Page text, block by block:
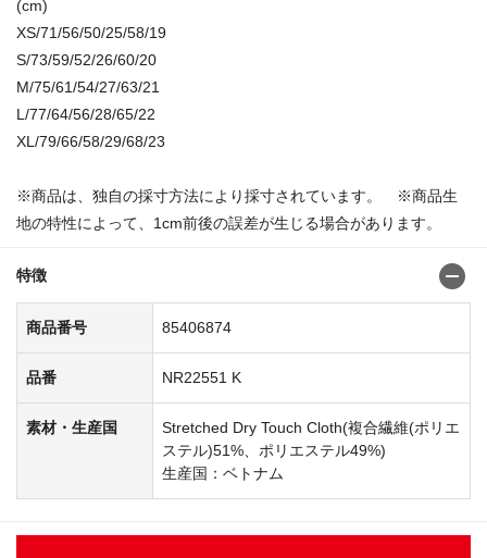
(cm)
XS/71/56/50/25/58/19
S/73/59/52/26/60/20
M/75/61/54/27/63/21
L/77/64/56/28/65/22
XL/79/66/58/29/68/23
※商品は、独自の採寸方法により採寸されています。 ※商品生
地の特性によって、1cm前後の誤差が生じる場合があります。
特徴
商品番号 85406874
品番 NR22551 K
素材・生産国
Stretched Dry Touch Cloth(複合繊維(ポリエ
ステル)51%、ポリエステル49%)
生産国：ベトナム